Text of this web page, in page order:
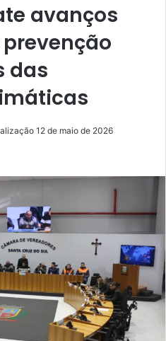
avanços
das
12 de maio de 2026